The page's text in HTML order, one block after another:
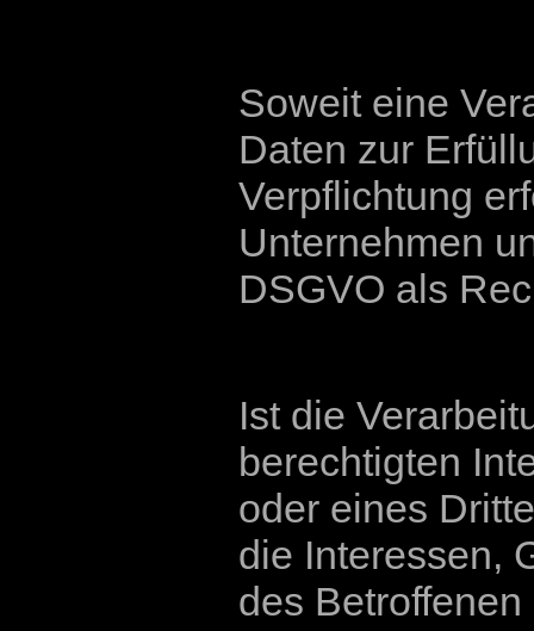
Soweit eine
Daten zur
Verpflichtung
Unternehmen
DSGVO als
Ist die
berechtigten
oder eines
die Interessen,
des